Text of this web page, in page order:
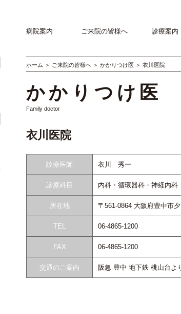
病院案内 ご来院の皆様へ 診療案内
ホーム ＞ ご来院の皆様へ ＞かかりつけ医 ＞衣川医院
かかりつけ医
Family doctor
衣川医院
診療医師 衣川 秀一
診療科目 内科・循環器科・神経内
所在地 〒561-0864 大阪府豊中市
TEL 06-4865-1200
FAX 06-4865-1200
交通のご案内 阪急 豊中 地下鉄 桃山台よ